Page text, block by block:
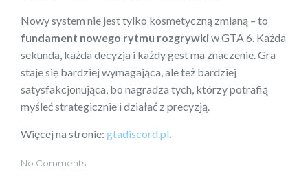
Nowy system nie jest tylko kosmetyczną zmianą – to
fundament nowego rytmu rozgrywkiw GTA 6. Każda
sekunda, każda decyzja i każdy gest ma znaczenie. Gra
staje się bardziej wymagająca, ale też bardziej
satysfakcjonująca, bo nagradza tych, którzy potrafią
myśleć strategicznie i działać z precyzją.
Więcej na stronie: gtadiscord.pl
No Comments